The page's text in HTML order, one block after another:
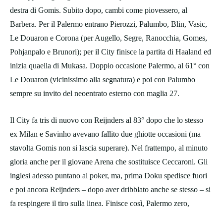
destra di Gomis. Subito dopo, cambi come piovessero, al
Barbera. Per il Palermo entrano Pierozzi, Palumbo, Blin, Vasic,
Le Douaron e Corona (per Augello, Segre, Ranocchia, Gomes,
Pohjanpalo e Brunori); per il City finisce la partita di Haaland ed
inizia quaella di Mukasa. Doppio occasione Palermo, al 61° con
Le Douaron (vicinissimo alla segnatura) e poi con Palumbo
sempre su invito del neoentrato esterno con maglia 27.
Il City fa tris di nuovo con Reijnders al 83° dopo che lo stesso
ex Milan e Savinho avevano fallito due ghiotte occasioni (ma
stavolta Gomis non si lascia superare). Nel frattempo, al minuto
gloria anche per il giovane Arena che sostituisce Ceccaroni. Gli
inglesi adesso puntano al poker, ma, prima Doku spedisce fuori
e poi ancora Reijnders – dopo aver dribblato anche se stesso – si
fa respingere il tiro sulla linea. Finisce così, Palermo zero,